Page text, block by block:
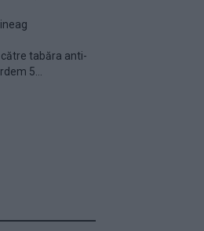
către tabăra anti-
5...